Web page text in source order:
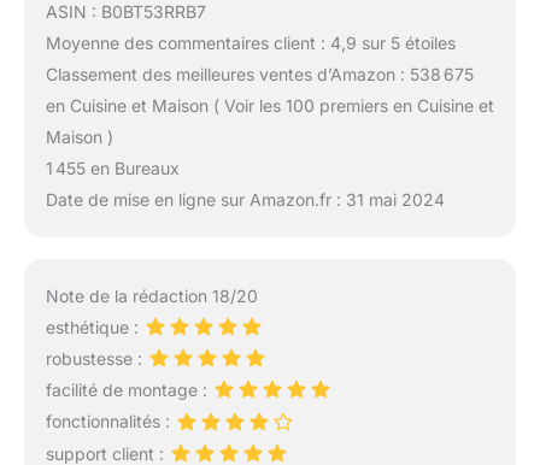
ASIN : B0BT53RRB7
Moyenne des commentaires client : 4,9 sur 5 étoiles
Classement des meilleures ventes d’Amazon : 538 675
en Cuisine et Maison ( Voir les 100 premiers en Cuisine et
Maison )
1 455 en Bureaux
Date de mise en ligne sur Amazon.fr : 31 mai 2024
Note de la rédaction 18/20
esthétique :
robustesse :
facilité de montage :
fonctionnalités :
support client :